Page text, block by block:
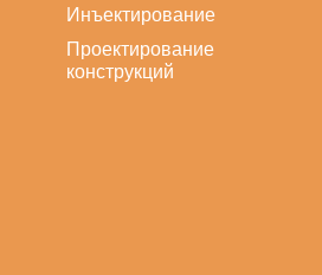
Инъектирование
Проектирование
конструкций